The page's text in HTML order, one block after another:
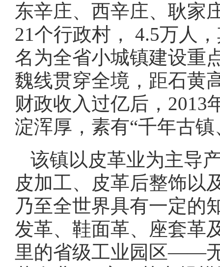
东辛庄、西辛庄、耿家
21个行政村， 4.5万人
名为全省小城镇建设重
魏线贯穿全境，距石黄
财政收入过亿后，2013
淀浑厚，素有“千年古
该镇以皮革业为主导
皮加工、皮革后整饰以
乃至全世界具有一定的
发革、鞋面革、座套革
里的省级工业园区——